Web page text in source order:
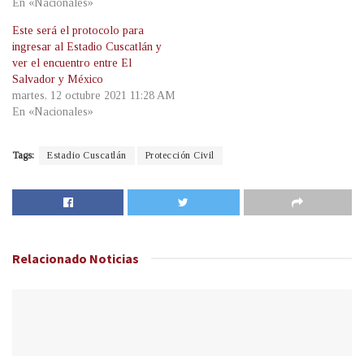
En «Nacionales»
Este será el protocolo para
ingresar al Estadio Cuscatlán y
ver el encuentro entre El
Salvador y México
martes, 12 octubre 2021 11:28 AM
En «Nacionales»
Tags: Estadio Cuscatlán Protección Civil
Relacionado Noticias